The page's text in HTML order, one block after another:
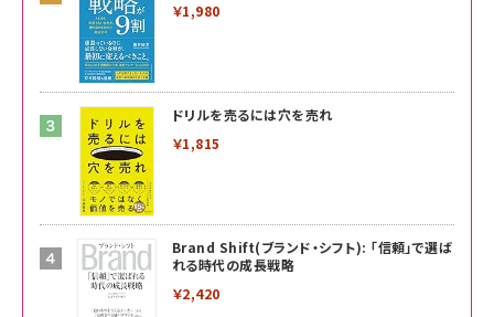
￥1,980
ドリルを売るには穴を売れ
￥1,815
Brand Shift(ブランド・シフト): 「信頼」で選ば
れる時代の成長戦略
￥2,420